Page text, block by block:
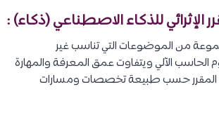
للذكاء الاصطناعي (ذكاء) :
من الموضوعات التي تناسب غير
الآلي ويتفاوت عمق المعرفة والمهارة
المقرر حسب طبيعة تخصصات ومسارات